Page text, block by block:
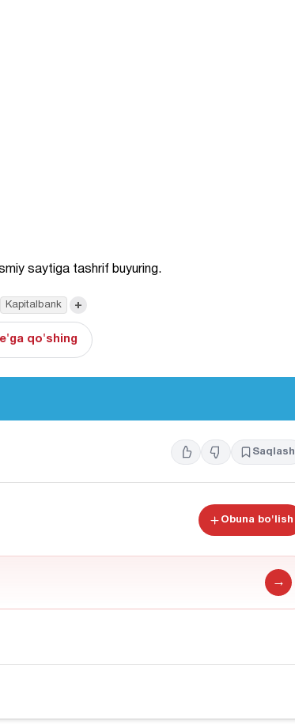
saytiga tashrif buyuring.
Kapitalbank +
qo'shing
Saqlash
Obuna bo'lish
→